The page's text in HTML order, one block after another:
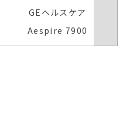
GEヘルスケア
Aespire 7900